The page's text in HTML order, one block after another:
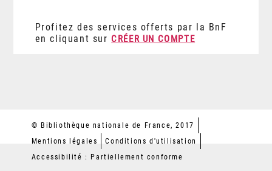
Profitez des services offerts par la BnF
en cliquant sur CRÉER UN COMPTE
© Bibliothèque nationale de France, 2017
Mentions légales
Conditions d'utilisation
Accessibilité : Partiellement conforme